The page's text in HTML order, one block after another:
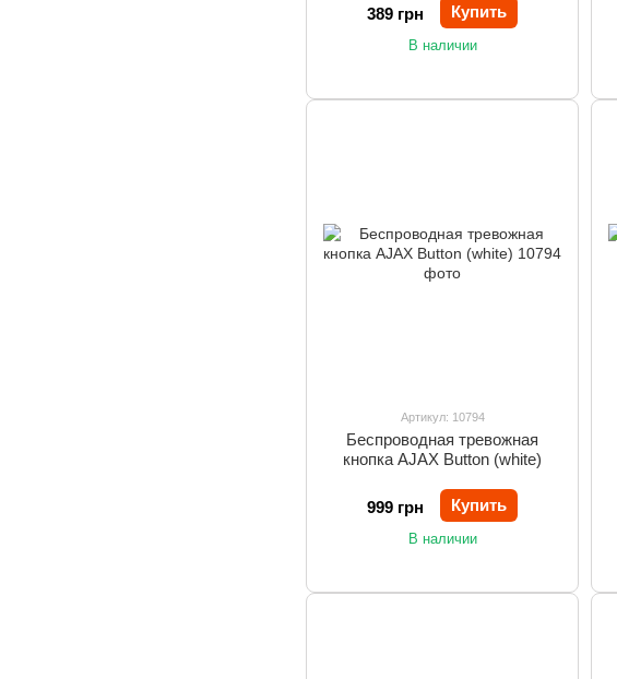
389 грн
Купить
В наличии
Артикул: 10794
Беспроводная тревожная
кнопка AJAX Button (white)
999 грн Купить
В наличии